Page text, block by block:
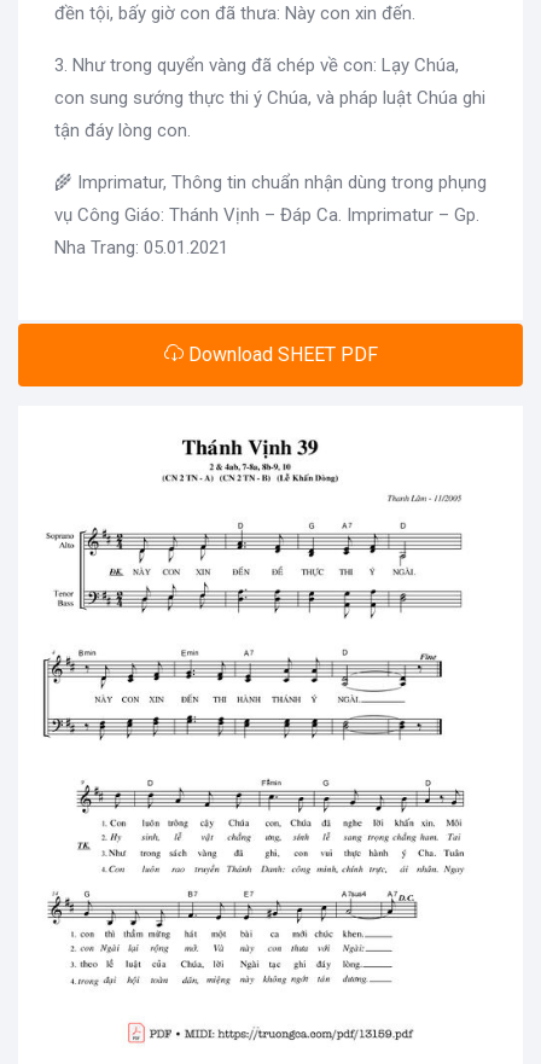
đền tội, bấy giờ con đã thưa: Này con xin đến.
3. Như trong quyển vàng đã chép về con: Lạy Chúa,
con sung sướng thực thi ý Chúa, và pháp luật Chúa ghi
tận đáy lòng con.
🌾 Imprimatur, Thông tin chuẩn nhận dùng trong phụng
vụ Công Giáo: Thánh Vịnh – Đáp Ca. Imprimatur – Gp.
Nha Trang: 05.01.2021
Download SHEET PDF